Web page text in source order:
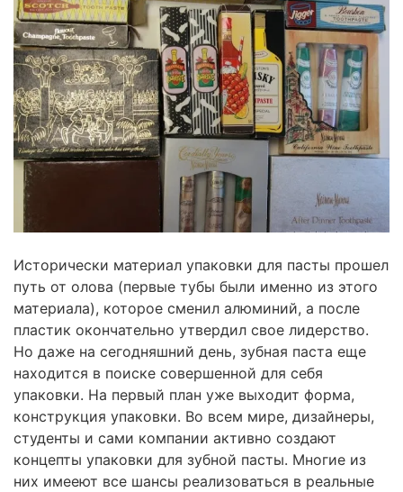
Исторически материал упаковки для пасты прошел
путь от олова (первые тубы были именно из этого
материала), которое сменил алюминий, а после
пластик окончательно утвердил свое лидерство.
Но даже на сегодняшний день, зубная паста еще
находится в поиске совершенной для себя
упаковки. На первый план уже выходит форма,
конструкция упаковки. Во всем мире, дизайнеры,
студенты и сами компании активно создают
концепты упаковки для зубной пасты. Многие из
них имееют все шансы реализоваться в реальные